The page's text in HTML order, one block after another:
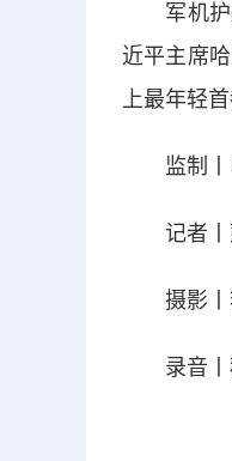
军机护航
近平主席
上最年轻
监制丨
记者丨
摄影丨李
录音丨